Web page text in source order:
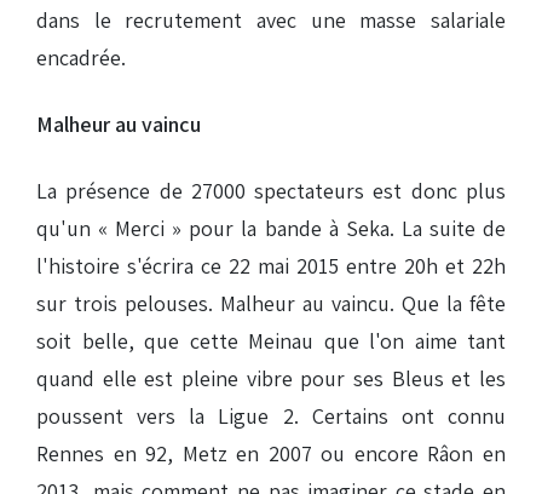
dans le recrutement avec une masse salariale
encadrée.
Malheur au vaincu
La présence de 27000 spectateurs est donc plus
qu'un « Merci » pour la bande à Seka. La suite de
l'histoire s'écrira ce 22 mai 2015 entre 20h et 22h
sur trois pelouses. Malheur au vaincu. Que la fête
soit belle, que cette Meinau que l'on aime tant
quand elle est pleine vibre pour ses Bleus et les
poussent vers la Ligue 2. Certains ont connu
Rennes en 92, Metz en 2007 ou encore Râon en